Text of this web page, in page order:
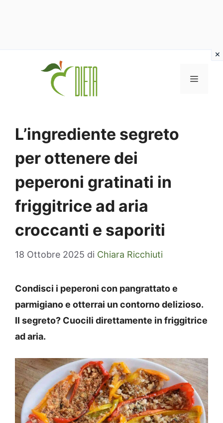
MENU
L’ingrediente segreto
per ottenere dei
peperoni gratinati in
friggitrice ad aria
croccanti e saporiti
18 Ottobre 2025 di Chiara Ricchiuti
Condisci i peperoni con pangrattato e
parmigiano e otterrai un contorno delizioso.
Il segreto? Cuocili direttamente in friggitrice
ad aria.